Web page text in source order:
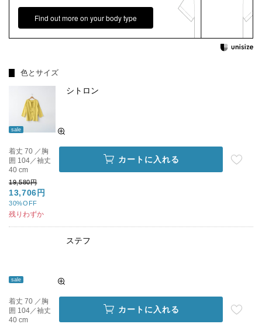
Find out more on your body type
色とサイズ
sale
シトロン
着丈 70 ／胸
囲 104／袖丈
40 cm
19,580円
13,706円
30%OFF
残りわずか
カートに入れる
sale
ステフ
着丈 70 ／胸
囲 104／袖丈
40 cm
カートに入れる